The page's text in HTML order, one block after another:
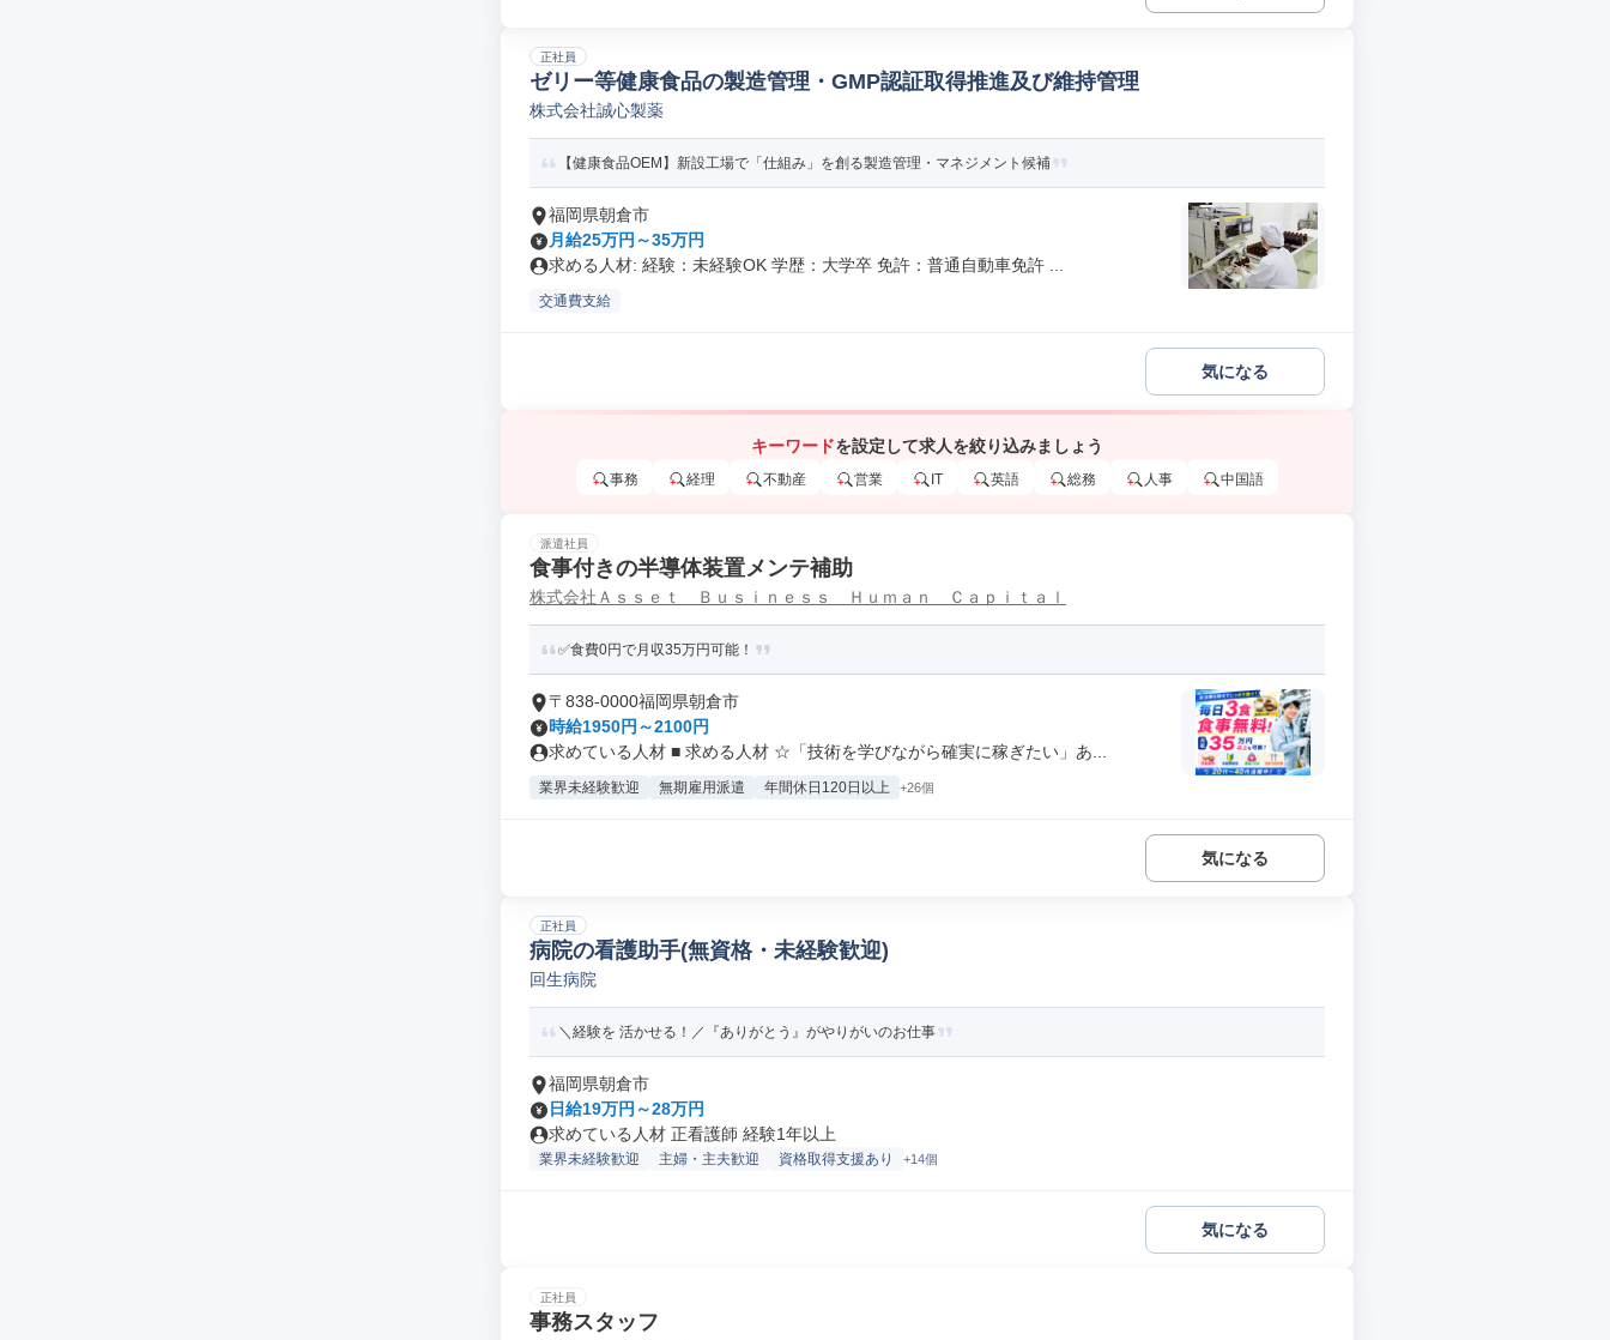
正社員
ゼリー等健康食品の製造管理・GMP認証取得推進及び維持管理
株式会社誠心製薬
【健康食品OEM】新設工場で「仕組み」を創る製造管理・マネジメント候補
福岡県朝倉市
月給25万円～35万円
求める人材: 経験：未経験OK 学歴：大学卒 免許：普通自動車免許 ...
交通費支給
気になる
キーワードを設定して求人を絞り込みましょう
事務 経理 不動産 営業 IT 英語 総務 人事 中国語
派遣社員
食事付きの半導体装置メンテ補助
株式会社Ａｓｓｅｔ Ｂｕｓｉｎｅｓｓ Ｈｕｍａｎ Ｃａｐｉｔａｌ
✅食費0円で月収35万円可能！
〒838-0000福岡県朝倉市
時給1950円～2100円
求めている人材 ■ 求める人材 ☆「技術を学びながら確実に稼ぎたい」あ...
業界未経験歓迎 無期雇用派遣 年間休日120日以上 +26個
気になる
正社員
病院の看護助手(無資格・未経験歓迎)
回生病院
＼経験を 活かせる！／『ありがとう』がやりがいのお仕事
福岡県朝倉市
日給19万円～28万円
求めている人材 正看護師 経験1年以上
業界未経験歓迎 主婦・主夫歓迎 資格取得支援あり +14個
気になる
正社員
事務スタッフ